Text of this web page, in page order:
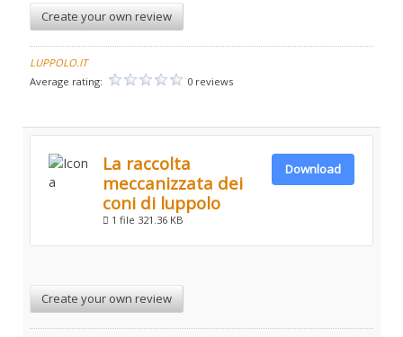
Create your own review
LUPPOLO.IT
Average rating:
0 reviews
La raccolta
meccanizzata dei
coni di luppolo
1 file 321.36 KB
Download
Create your own review